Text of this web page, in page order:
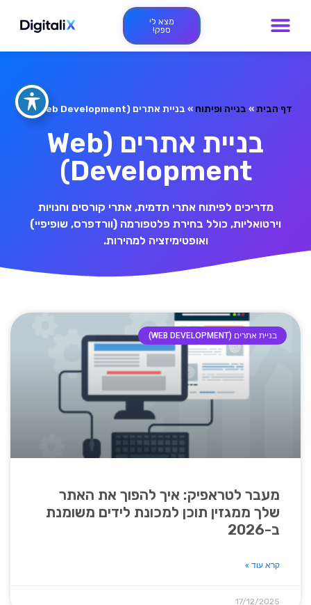
מצא לי
ספק!
דף הבית» בנייה ופיתוח » בניית אתרים (Web Development)
בניית אתרים (Web
Development)
מדריכים לפיתוח אתרי תדמית, אתרי קורסים וחנויות
וירטואליות, כולל בחירת פלטפורמה (וורדפרס, שופיפיי)
ואופטימיזציה למהירות.
בניית אתרים (WEB DEVELOPMENT)
מעבר לטראפיק: איך להפוך את האתר
שלך ממגזין תוכן למכונת לידים משומנת
ב-2026
קרא עוד »
17/12/2025